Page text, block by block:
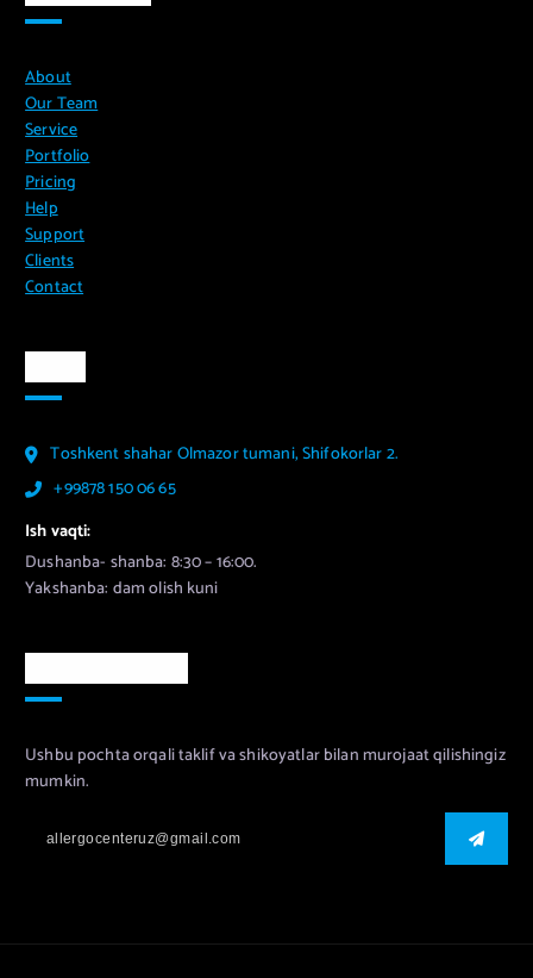
About
Our Team
Service
Portfolio
Pricing
Help
Support
Clients
Contact
Toshkent shahar Olmazor tumani, Shifokorlar 2.
+99878 150 06 65
Ish vaqti:
Dushanba- shanba: 8:30 – 16:00.
Yakshanba: dam olish kuni
Ushbu pochta orqali taklif va shikoyatlar bilan murojaat qilishingiz
mumkin.